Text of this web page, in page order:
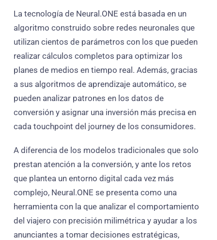
La tecnología de Neural.ONE está basada en un
algoritmo construido sobre redes neuronales que
utilizan cientos de parámetros con los que pueden
realizar cálculos completos para optimizar los
planes de medios en tiempo real. Además, gracias
a sus algoritmos de aprendizaje automático, se
pueden analizar patrones en los datos de
conversión y asignar una inversión más precisa en
cada touchpoint del journey de los consumidores.
A diferencia de los modelos tradicionales que solo
prestan atención a la conversión, y ante los retos
que plantea un entorno digital cada vez más
complejo, Neural.ONE se presenta como una
herramienta con la que analizar el comportamiento
del viajero con precisión milimétrica y ayudar a los
anunciantes a tomar decisiones estratégicas,